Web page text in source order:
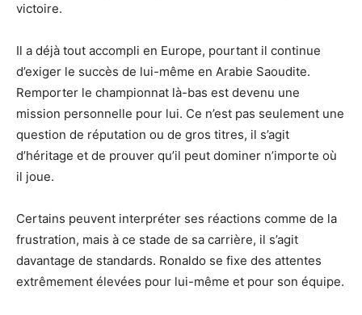
victoire.
Il a déjà tout accompli en Europe, pourtant il continue
d’exiger le succès de lui-même en Arabie Saoudite.
Remporter le championnat là-bas est devenu une
mission personnelle pour lui. Ce n’est pas seulement une
question de réputation ou de gros titres, il s’agit
d’héritage et de prouver qu’il peut dominer n’importe où
il joue.
Certains peuvent interpréter ses réactions comme de la
frustration, mais à ce stade de sa carrière, il s’agit
davantage de standards. Ronaldo se fixe des attentes
extrêmement élevées pour lui-même et pour son équipe.